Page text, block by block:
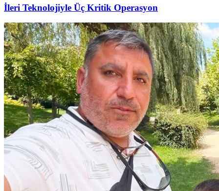
İleri Teknolojiyle Üç Kritik Operasyon